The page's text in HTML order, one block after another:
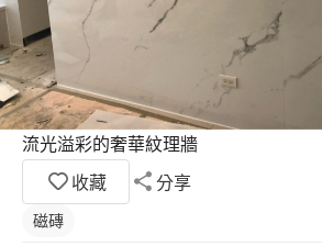
流光溢彩的奢華紋理牆
收藏
分享
磁磚